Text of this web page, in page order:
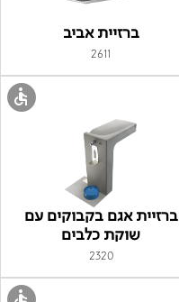
ברזיית אביב
2611
ברזיית אגם בקבוקים עם
שוקת כלבים
2320